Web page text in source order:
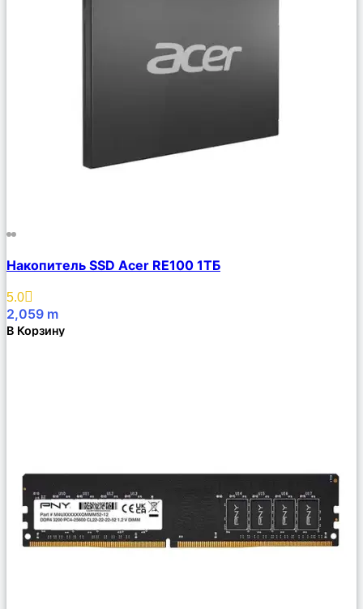
Описание
Избранное
Накопитель SSD Acer RE100 1ТБ
5.0
2,059 m
В Корзину